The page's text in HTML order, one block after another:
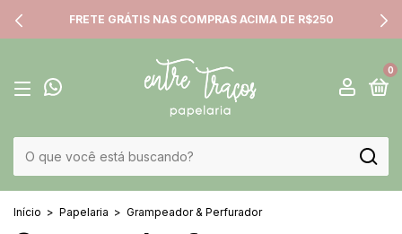
FRETE GRÁTIS NAS COMPRAS ACIMA DE R$250
0
Início > Papelaria > Grampeador & Perfurador